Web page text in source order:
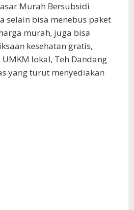
Murah Bersubsidi
selain bisa menebus paket
murah, juga bisa
kesehatan gratis,
lokal, Teh Dandang
yang turut menyediakan